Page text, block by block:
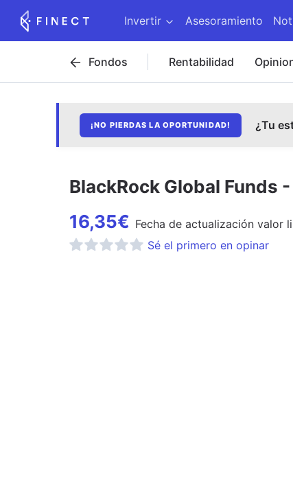
Invertir Asesoramiento
Fondos Rentabilidad
¡NO PIERDAS LA OPORTUNIDAD! ¿Tu
BlackRock Global Funds
16,35€ Fecha de actualización valor
Sé el primero en opinar